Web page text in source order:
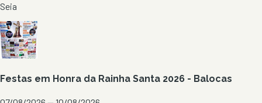
Seia
Festas em Honra da Rainha Santa 2026 - Balocas